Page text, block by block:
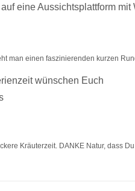
eine Aussichtsplattform
man einen faszinierenden kurzen
wünschen Euch
Kräuterzeit. DANKE Natur, dass